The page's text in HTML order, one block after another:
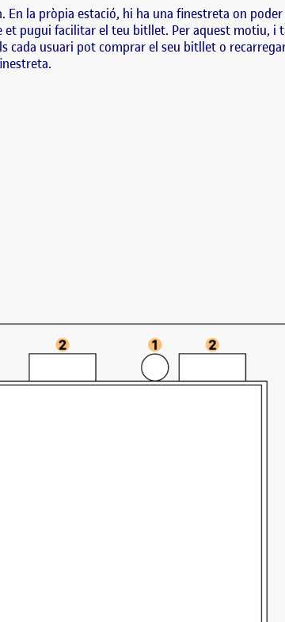
En la pròpia estació, hi ha una finestreta on
pugui facilitar el teu bitllet. Per aquest motiu, i
cada usuari pot comprar el seu bitllet o